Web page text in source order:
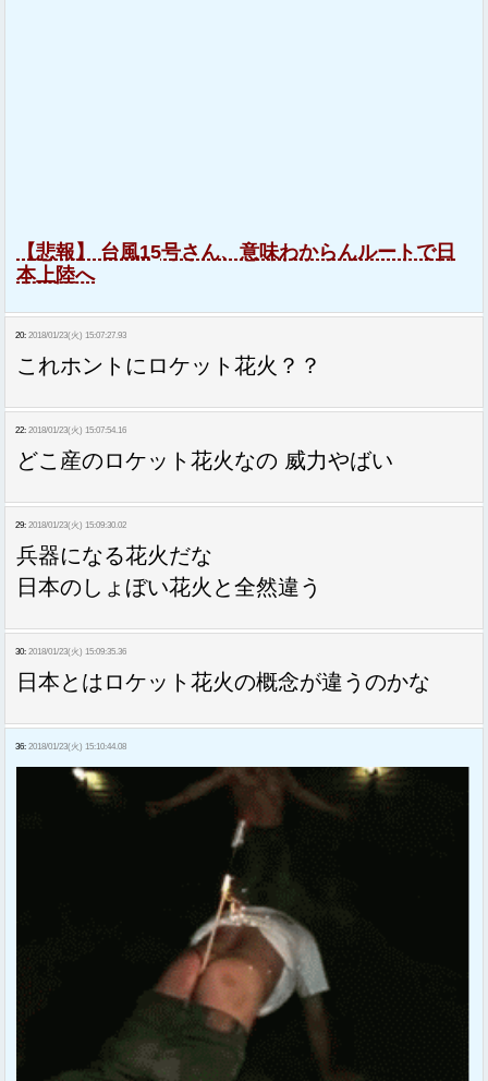
【悲報】 台風15号さん、意味わからんルートで日
本上陸へ
20: 2018/01/23(火) 15:07:27.93
これホントにロケット花火？？
22: 2018/01/23(火) 15:07:54.16
どこ産のロケット花火なの 威力やばい
29: 2018/01/23(火) 15:09:30.02
兵器になる花火だな
日本のしょぼい花火と全然違う
30: 2018/01/23(火) 15:09:35.36
日本とはロケット花火の概念が違うのかな
36: 2018/01/23(火) 15:10:44.08